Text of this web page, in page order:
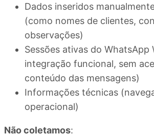
Dados inseridos
(como nomes de clientes,
observações)
Sessões ativas do WhatsApp
integração funcional, sem
conteúdo das mensagens)
Informações técnicas
operacional)
Não coletamos: